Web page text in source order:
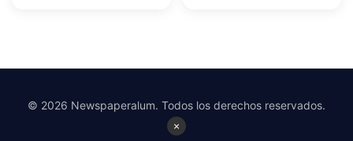
×
© 2026 Newspaperalum. Todos los derechos reservados.